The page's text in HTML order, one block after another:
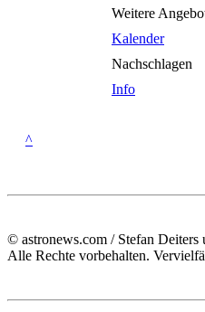
Weitere
Kalender
Nachschlagen
Info
^
© astronews.com / Stefan
Alle Rechte vorbehalten.